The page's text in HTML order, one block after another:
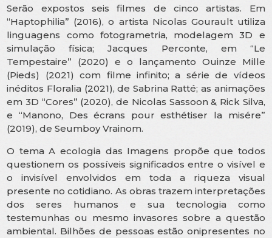
Serão expostos seis filmes de cinco artistas. Em
“Haptophilia” (2016), o artista Nicolas Gourault utiliza
linguagens como fotogrametria, modelagem 3D e
simulação física; Jacques Perconte, em “Le
Tempestaire” (2020) e o lançamento Ouinze Mille
(Pieds) (2021) com filme infinito; a série de vídeos
inéditos Floralia (2021), de Sabrina Ratté; as animações
em 3D “Cores” (2020), de Nicolas Sassoon & Rick Silva,
e “Manono, Des écrans pour esthétiser la misére”
(2019), de Seumboy Vrainom.
O tema A ecologia das Imagens propõe que todos
questionem os possíveis significados entre o visível e
o invisível envolvidos em toda a riqueza visual
presente no cotidiano. As obras trazem interpretações
dos seres humanos e sua tecnologia como
testemunhas ou mesmo invasores sobre a questão
ambiental. Bilhões de pessoas estão onipresentes no